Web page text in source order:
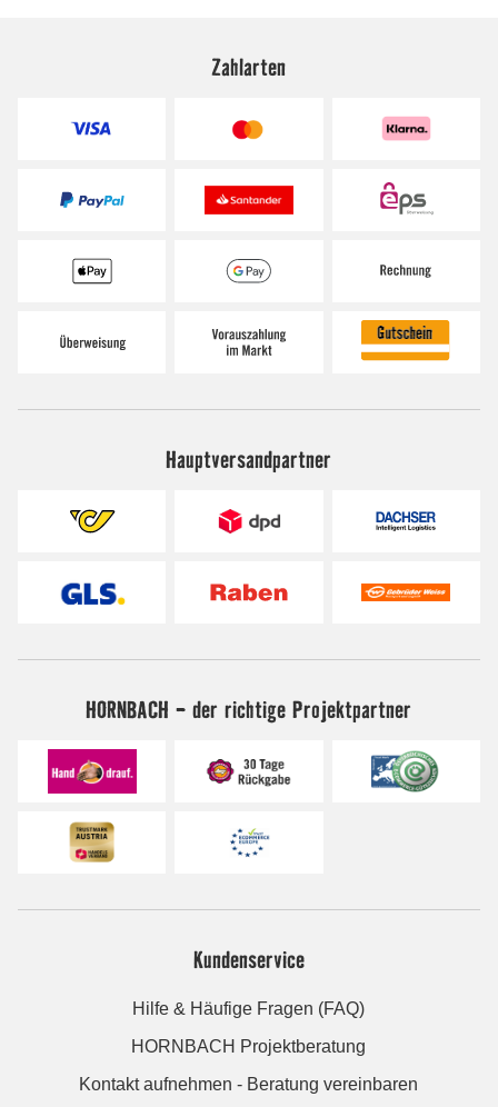
Zahlarten
Hauptversandpartner
HORNBACH - der richtige Projektpartner
Kundenservice
Hilfe & Häufige Fragen (FAQ)
HORNBACH Projektberatung
Kontakt aufnehmen - Beratung vereinbaren